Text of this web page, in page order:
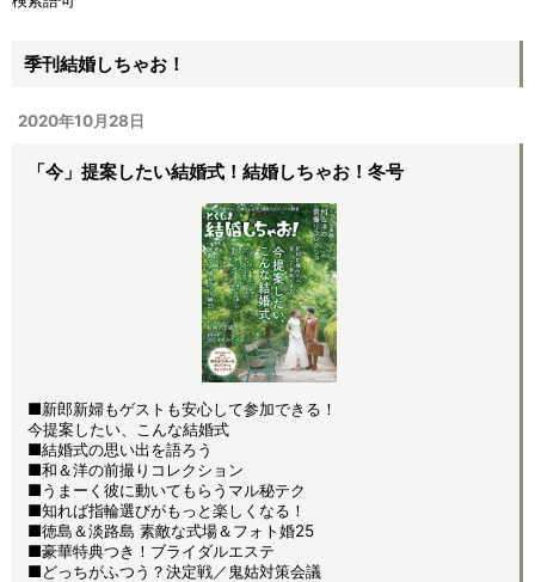
季刊結婚しちゃお！
2020年10月28日
「今」提案したい結婚式！結婚しちゃお！冬号
■新郎新婦もゲストも安心して参加できる！
今提案したい、こんな結婚式
■結婚式の思い出を語ろう
■和＆洋の前撮りコレクション
■うまーく彼に動いてもらうマル秘テク
■知れば指輪選びがもっと楽しくなる！
■徳島＆淡路島 素敵な式場＆フォト婚25
■豪華特典つき！ブライダルエステ
■どっちがふつう？決定戦／鬼姑対策会議